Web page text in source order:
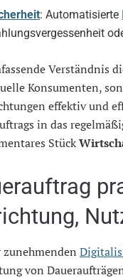
: Automatisierte
Verständnis
Konsumenten,
effektiv und
in das
Stück
von